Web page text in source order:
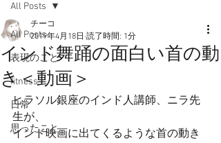
All Posts
表現のこと
fitness
日常
思ったこと
All Posts
インド舞踊の面白い首の動
き＜動画＞
チーコ
2019年4月18日 読了時間: 1分
ヒラソル銀座のインド人講師、ニラ先
生が、
インド映画に出てくるような首の動き